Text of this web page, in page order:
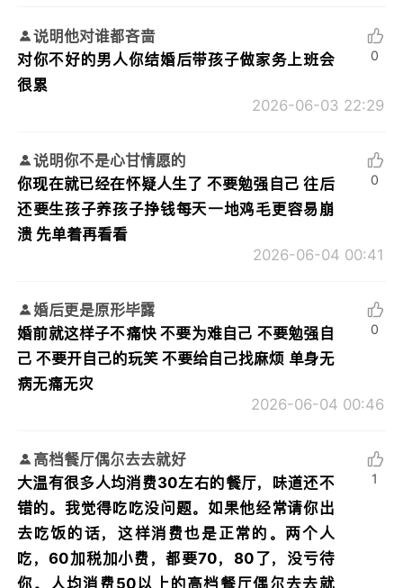
说明他对谁都吝啬
对你不好的男人你结婚后带孩子做家务上班会
很累
2026-06-03 22:29
0
说明你不是心甘情愿的
你现在就已经在怀疑人生了 不要勉强自己 往后
还要生孩子养孩子挣钱每天一地鸡毛更容易崩
溃 先单着再看看
2026-06-04 00:41
0
婚后更是原形毕露
婚前就这样子不痛快 不要为难自己 不要勉强自
己 不要开自己的玩笑 不要给自己找麻烦 单身无
病无痛无灾
2026-06-04 00:46
0
高档餐厅偶尔去去就好
大温有很多人均消费30左右的餐厅，味道还不
错的。我觉得吃吃没问题。如果他经常请你出
去吃饭的话，这样消费也是正常的。两个人
吃，60加税加小费，都要70，80了，没亏待
你。人均消费50以上的高档餐厅偶尔去去就
1